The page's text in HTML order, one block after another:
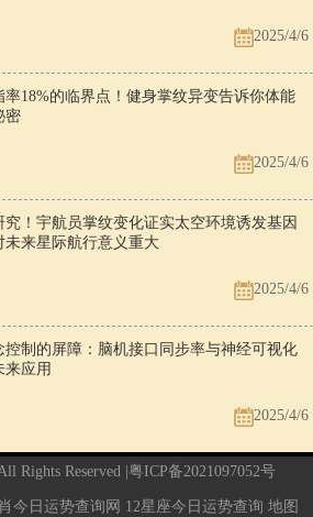
2025/4/6
率18%的临界点！健身掌纹异变告诉你体能
密
2025/4/6
究！宇航员掌纹变化证实太空环境诱发基因
未来星际航行意义重大
2025/4/6
控制的屏障：脑机接口同步率与神经可视化
来应用
2025/4/6
Rights Reserved |粤ICP备2021097052号
今日运势查询网 12星座今日运势查询 地图